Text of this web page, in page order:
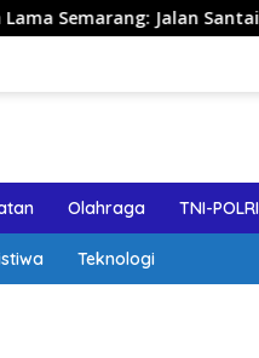
Santai, Spot Foto, dan
Olahraga TNI-POLRI
Teknologi